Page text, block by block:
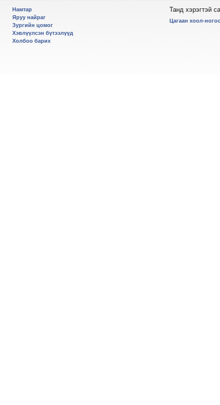
Намтар
Яруу найраг
Зургийн цомог
Хэвлүүлсэн бүтээлүүд
Холбоо барих
Танд хэрэгтэй
Цагаан хоол-